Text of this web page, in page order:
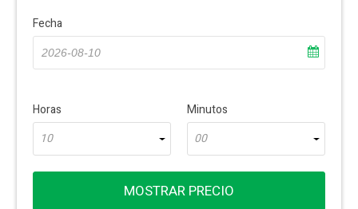
Fecha
Horas
10
Minutos
00
MOSTRAR PRECIO